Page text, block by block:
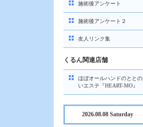
施術後アンケート
施術後アンケート２
友人リンク集
くるん関連店舗
ほぼオールハンドのととの
いエステ『HEART-MO』
2026.08.08 Saturday